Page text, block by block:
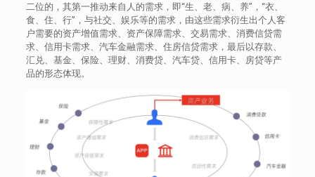
二位的，其第一推动来自人的需求，即“生、老、病、养”，“衣、
食、住、行”，与社交、娱乐等的需求，由这些需求衍生出个人客
户需要的资产增值需求、资产保障需求、交易需求、消费信贷需
求、信用卡需求、汽车金融需求、住房信贷需求，最后以存款、
汇兑、基金、保险、理财、消费贷、汽车贷、信用卡、房贷等产
品的形态体现。